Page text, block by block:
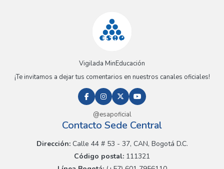
Vigilada MinEducación
¡Te invitamos a dejar tus comentarios en nuestros canales oficiales!
@esapoficial
Contacto Sede Central
Dirección:Calle 44 # 53 - 37, CAN, Bogotá D.C.
Código postal: 111321